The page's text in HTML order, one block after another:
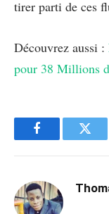
tirer parti de ces
Découvrez aussi :
pour 38 Millions
Facebook